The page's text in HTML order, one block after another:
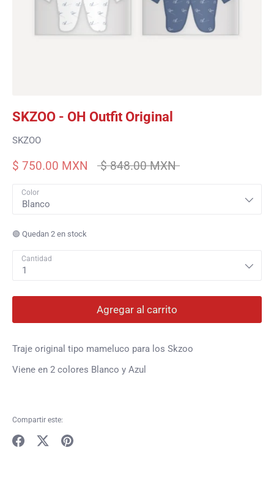
SKZOO - OH Outfit Original
SKZOO
$ 750.00 MXN
Precio
$ 848.00 MXN
Color
Blanco
🟢 Quedan 2 en stock
Cantidad
1
Agregar al carrito
Traje original tipo mameluco para los Skzoo
Viene en 2 colores Blanco y Azul
Compartir este: